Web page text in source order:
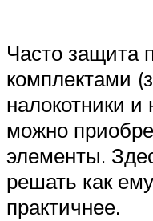
Часто защита
комплектами
налокотники и
можно
элементы.
решать как
практичнее.